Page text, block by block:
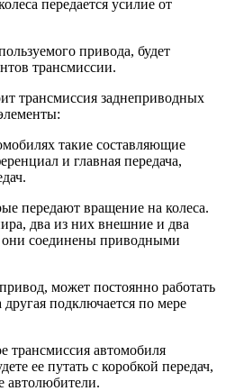
передается усилие от
привода, будет
трансмиссии.
трансмиссия заднеприводных
такие составляющие
и главная передача,
передают вращение на колеса.
два из них внешние и два
соединены приводными
может постоянно работать
другая подключается по мере
трансмиссия автомобиля
ее путать с коробкой передач,
автолюбители.